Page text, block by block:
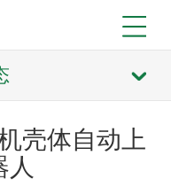
壳体自动上
人